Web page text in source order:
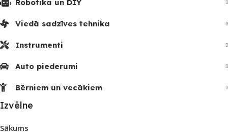
Robotika un DIY
Viedā sadzīves tehnika
Instrumenti
Auto piederumi
Bērniem un vecākiem
Izvēlne
Sākums